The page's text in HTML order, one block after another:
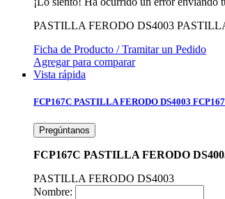
PASTILLA FERODO DS4003
Ficha de Producto / Tramitar un Pedido
Agregar para comparar
Vista rápida
FCP167C PASTILLA FERODO DS4003
Pregúntanos
FCP167C PASTILLA FERODO
PASTILLA FERODO DS4003
Nombre: